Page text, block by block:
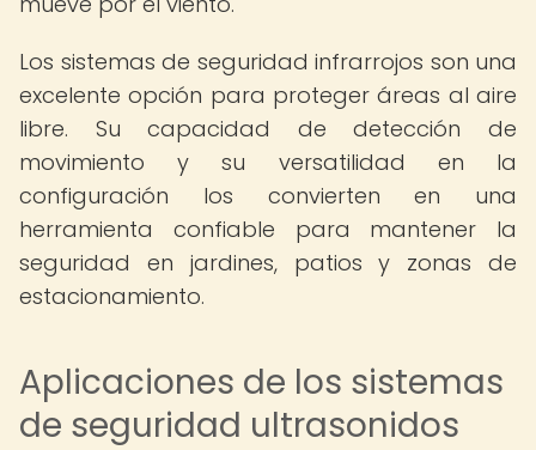
Los sistemas de seguridad infrarrojos son una
excelente opción para proteger áreas al aire
libre. Su capacidad de detección de
movimiento y su versatilidad en la
configuración los convierten en una
herramienta confiable para mantener la
seguridad en jardines, patios y zonas de
estacionamiento.
Aplicaciones de los sistemas
de seguridad ultrasonidos